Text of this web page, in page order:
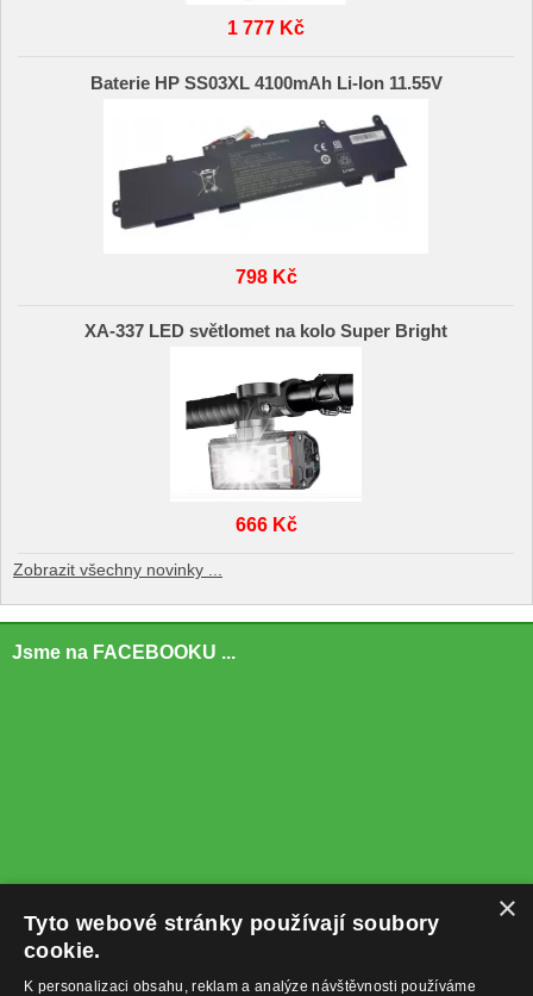
1 777 Kč
Baterie HP SS03XL 4100mAh Li-Ion 11.55V
798 Kč
XA-337 LED světlomet na kolo Super Bright
666 Kč
Zobrazit všechny novinky ...
Jsme na FACEBOOKU ...
×
Tyto webové stránky používají soubory
cookie.
K personalizaci obsahu, reklam a analýze návštěvnosti používáme